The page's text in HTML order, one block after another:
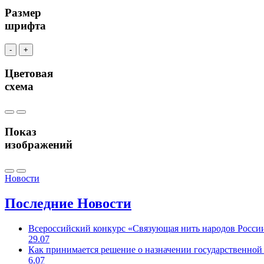
Размер
шрифта
- +
Цветовая
схема
Показ
изображений
Новости
Последние Новости
Всероссийский конкурс «Связующая нить народов
29.07
Как принимается решение о назначении
6.07